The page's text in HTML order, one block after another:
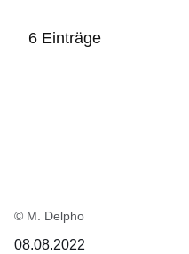
6 Einträge
© M. Delpho
08.08.2022